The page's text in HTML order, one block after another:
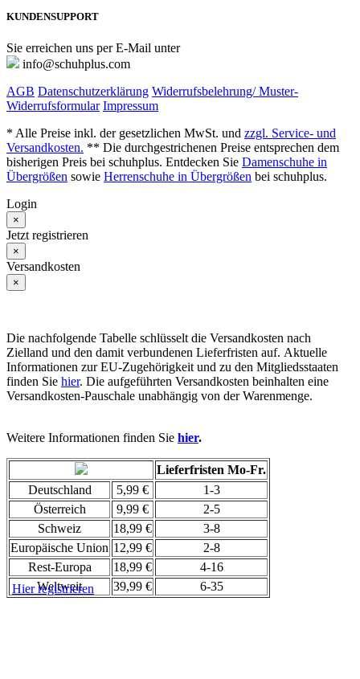
KUNDENSUPPORT
Sie erreichen uns per E-Mail unter
info@schuhplus.com
AGB Datenschutzerklärung Widerrufsbelehrung/ Muster-
Widerrufsformular Impressum
* Alle Preise inkl. der gesetzlichen MwSt. und zzgl. Service- und
Versandkosten. ** Die durchgestrichenen Preise entsprechen dem
bisherigen Preis bei schuhplus. Entdecken Sie Damenschuhe in
Übergrößen sowie Herrenschuhe in Übergrößen bei schuhplus.
Login
×
Hier registrieren
Jetzt registrieren
×
Versandkosten
×
Die nachfolgende Tabelle schlüsselt die Versandkosten nach
Zielland und den damit verbundenen Lieferfristen auf. Aktuelle
Informationen zur EU-Zugehörigkeit und zu den Mitgliedsstaaten
finden Sie hier. Die aufgeführten Versandkosten beinhalten eine
Versandkosten-Pauschale unabhängig von der Warenmenge.
Weitere Informationen finden Sie hier.
Lieferfristen Mo-Fr.
Deutschland
5,99 €
1-3
Österreich
9,99 €
2-5
Schweiz
18,99 €
3-8
Europäische Union 12,99 €
2-8
Rest-Europa
18,99 €
4-16
Weltweit
39,99 € 6-35